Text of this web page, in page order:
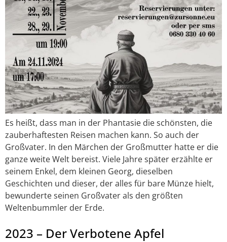
Es heißt, dass man in der Phantasie die schönsten, die
zauberhaftesten Reisen machen kann. So auch der
Großvater. In den Märchen der Großmutter hatte er die
ganze weite Welt bereist. Viele Jahre später erzählte er
seinem Enkel, dem kleinen Georg, dieselben
Geschichten und dieser, der alles für bare Münze hielt,
bewunderte seinen Großvater als den größten
Weltenbummler der Erde.
2023 – Der Verbotene Apfel